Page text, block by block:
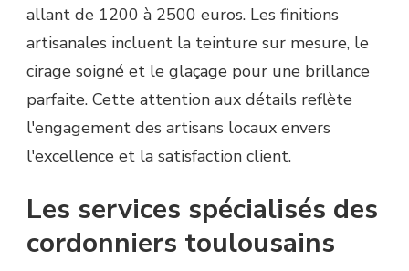
allant de 1200 à 2500 euros. Les finitions
artisanales incluent la teinture sur mesure, le
cirage soigné et le glaçage pour une brillance
parfaite. Cette attention aux détails reflète
l'engagement des artisans locaux envers
l'excellence et la satisfaction client.
Les services spécialisés des
cordonniers toulousains